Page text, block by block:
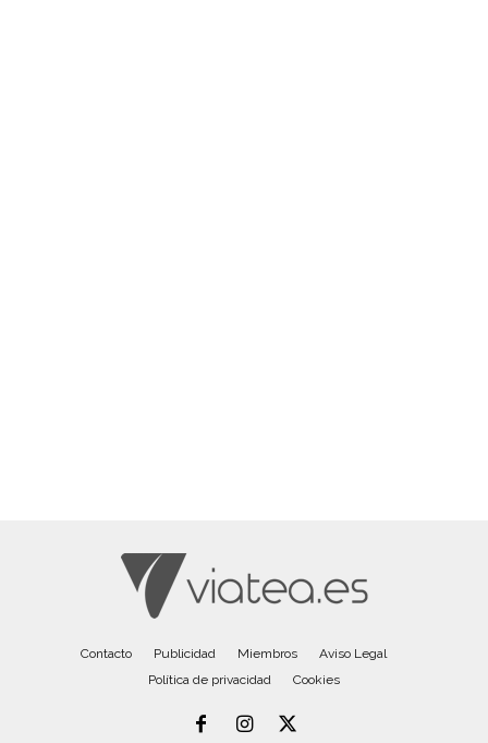
Contacto Publicidad Miembros
Aviso Legal
Política de privacidad
Cookies